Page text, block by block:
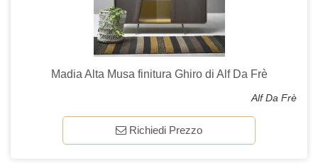
Madia Alta Musa finitura Ghiro di Alf Da Frè
Alf Da Frè
Richiedi Prezzo